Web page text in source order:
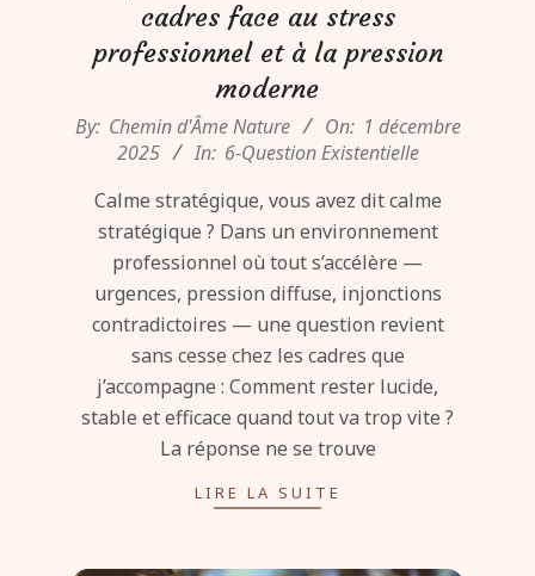
cadres face au stress
professionnel et à la pression
moderne
2025-
By: Chemin d'Âme Nature On: 1 décembre
2025
In: 6-Question Existentielle
Calme stratégique, vous avez dit calme
stratégique ? Dans un environnement
professionnel où tout s’accélère —
urgences, pression diffuse, injonctions
contradictoires — une question revient
sans cesse chez les cadres que
j’accompagne : Comment rester lucide,
stable et efficace quand tout va trop vite ?
La réponse ne se trouve
LIRE LA SUITE